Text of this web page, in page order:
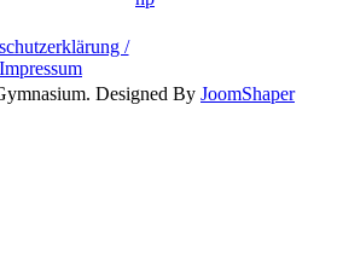
/
Impressum
Designed By JoomShaper